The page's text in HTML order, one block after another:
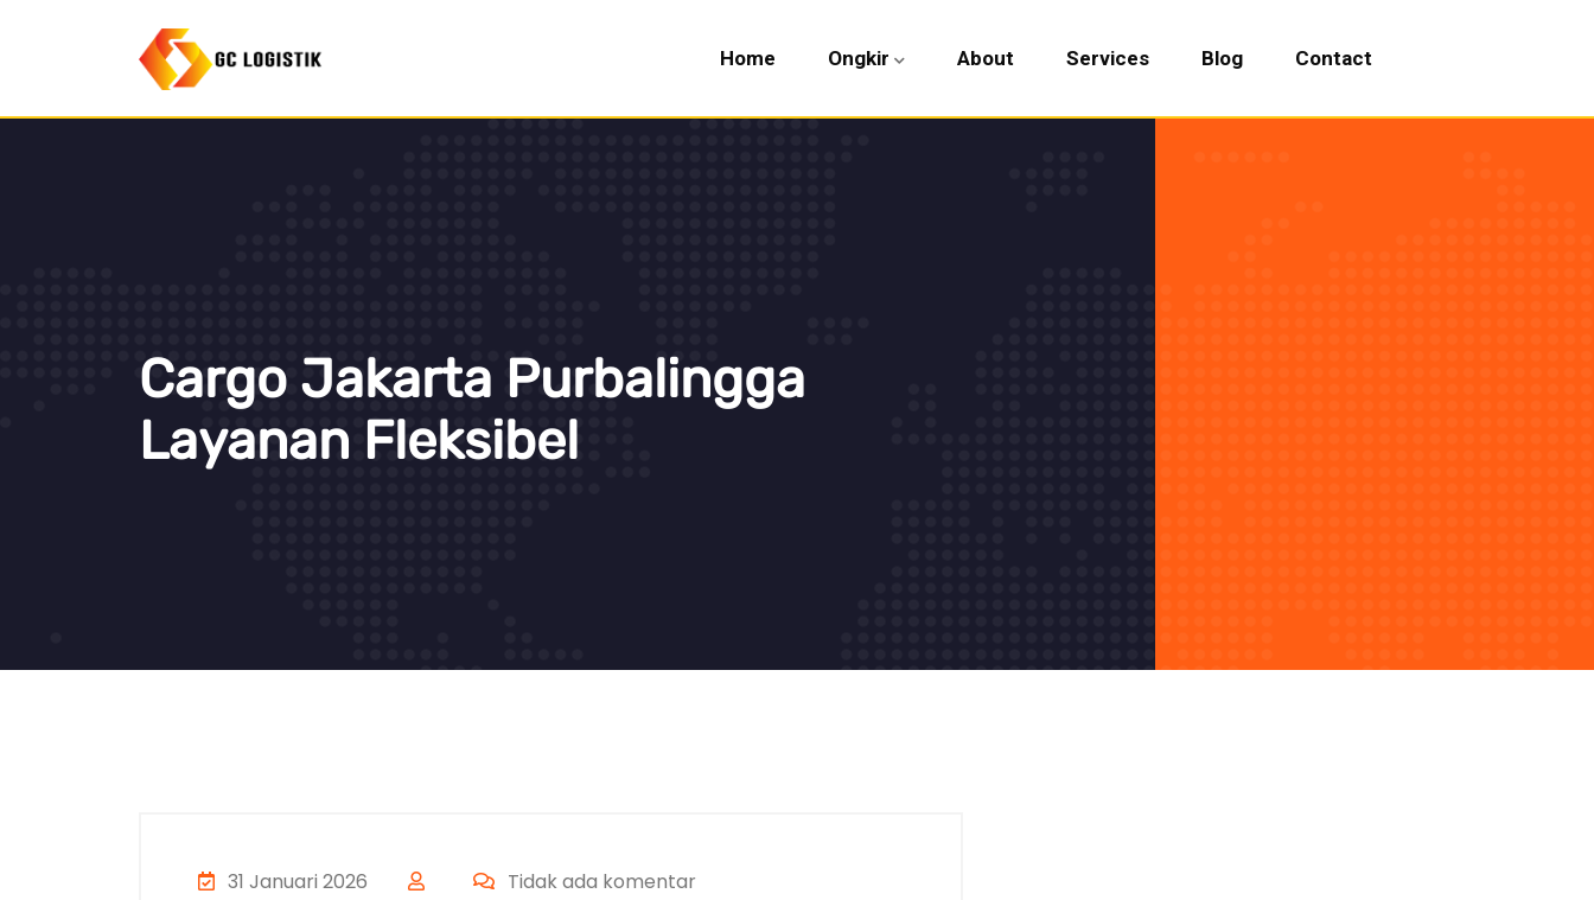
Home Ongkir About Services Blog Contact
Cargo Jakarta Purbalingga
Layanan Fleksibel
31 Januari 2026
Tidak ada komentar